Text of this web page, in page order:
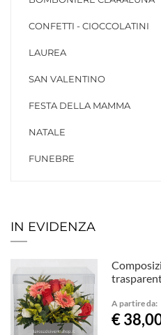
CONFETTI - CIOCCOLATINI
LAUREA
SAN VALENTINO
FESTA DELLA MAMMA
NATALE
FUNEBRE
IN EVIDENZA
A partire da:
€